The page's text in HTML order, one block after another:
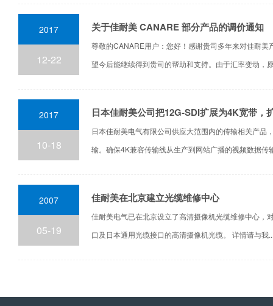
关于佳耐美 CANARE 部分产品的调价通知
尊敬的CANARE用户：您好！感谢贵司多年来对佳耐
望今后能继续得到贵司的帮助和支持。由于汇率变动，
2017
12-22
日本佳耐美公司把12G-SDI扩展为4K宽带，
日本佳耐美电气有限公司供应大范围内的传输相关产
输。确保4K兼容传输线从生产到网站广播的视频数据传
2017
10-18
佳耐美在北京建立光缆维修中心
佳耐美电气已在北京设立了高清摄像机光缆维修中心，
口及日本通用光缆接口的高清摄像机光缆。 详情请与我
2007
05-19